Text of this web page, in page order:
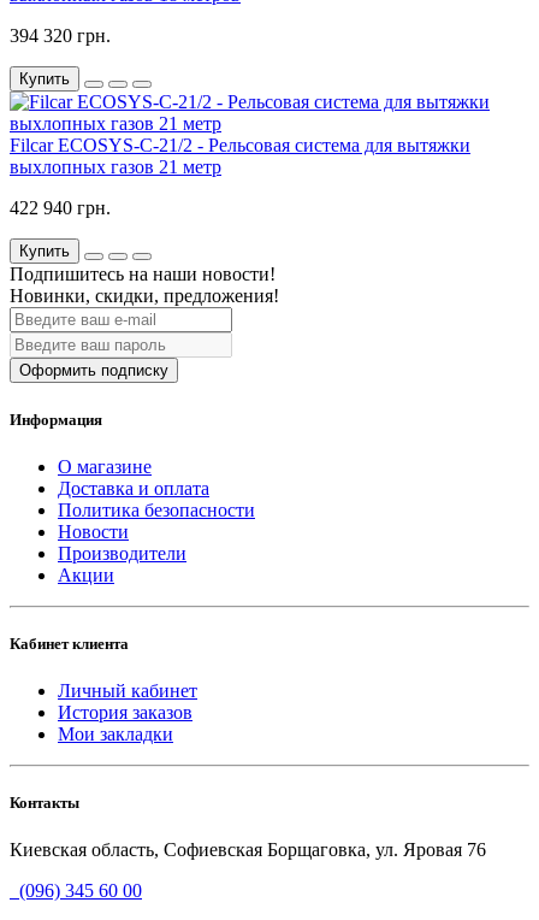
394 320 грн.
Купить
Filcar ECOSYS-C-21/2 - Рельсовая система для вытяжки
выхлопных газов 21 метр
422 940 грн.
Купить
Подпишитесь на наши новости!
Новинки, скидки, предложения!
Оформить подписку
Информация
О магазине
Доставка и оплата
Политика безопасности
Новости
Производители
Акции
Кабинет клиента
Личный кабинет
История заказов
Мои закладки
Контакты
Киевская область, Софиевская Борщаговка, ул. Яровая 76
(096) 345 60 00